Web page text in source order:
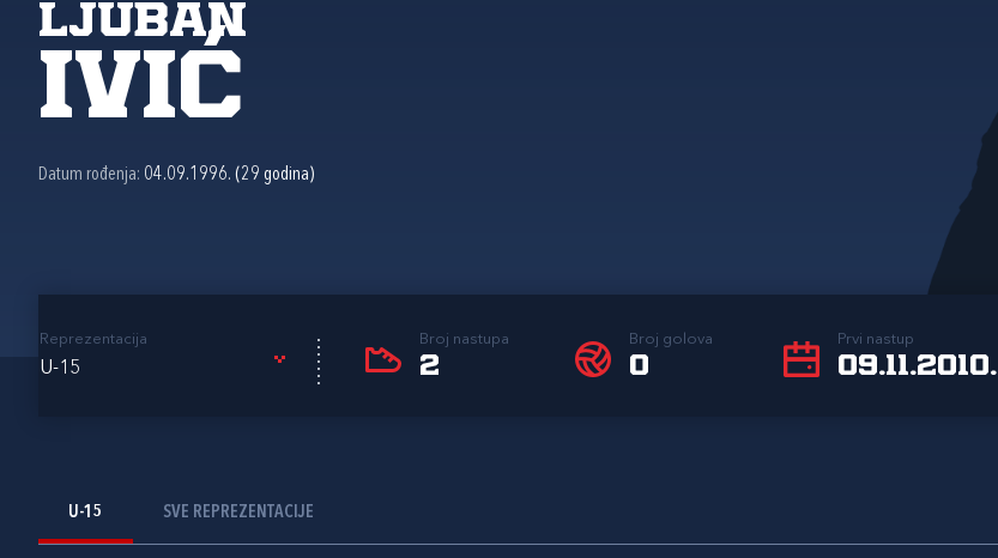
Ljuban
Ivić
Datum rođenja: 04.09.1996. (29 godina)
Reprezentacija
U-15
Broj nastupa
2
Broj golova
0
Prvi nastup
09.11.2010.
U-15 SVE REPREZENTACIJE